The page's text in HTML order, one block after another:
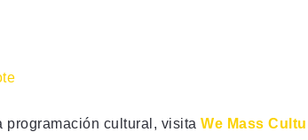
programación cultural, visita We Mass